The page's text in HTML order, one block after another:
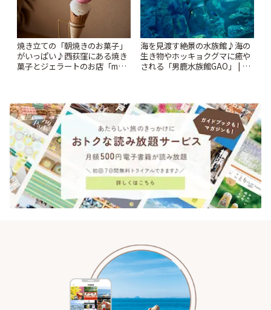
焼き立ての「朝焼きのお菓子」
がいっぱい♪西荻窪にある焼き
菓子とジェラートのお店「mUni
海を見渡す絶景の水族館♪海の
生き物やホッキョクグマに癒や
される「男鹿水族館GAO」 | こ